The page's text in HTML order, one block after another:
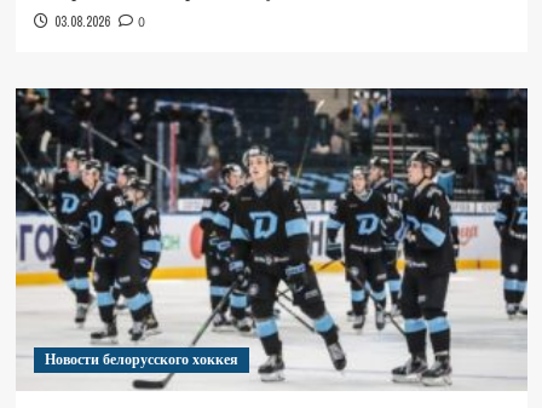
03.08.2026 0
Новости белорусского хоккея